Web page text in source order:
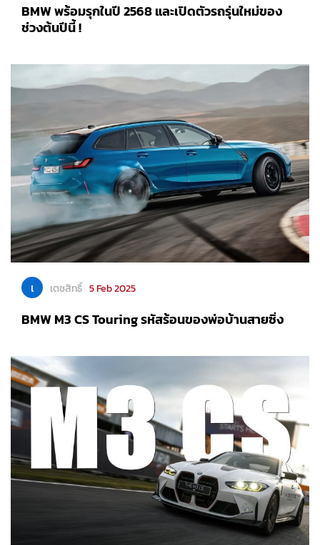
BMW พร้อมรุกในปี 2568 และเปิดตัวรถรุ่นใหม่ของ
ช่วงต้นปีนี้ !
เ เตชสิทธิ์ 5 Feb 2025
BMW M3 CS Touring รหัสร้อนของพ่อบ้านสายซิ่ง